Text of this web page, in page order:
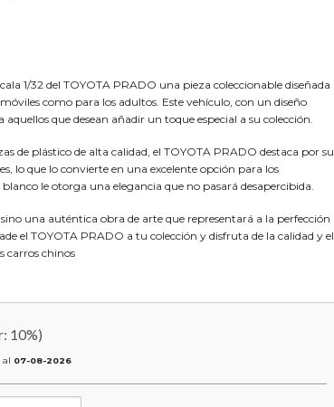
1/32 del TOYOTA PRADO una pieza coleccionable diseñada
como para los adultos. Este vehículo, con un diseño
que desean añadir un toque especial a su colección.
de plástico de alta calidad, el TOYOTA PRADO destaca por su
lo que lo convierte en una excelente opción para los
le otorga una elegancia que no pasará desapercibida.
una auténtica obra de arte que representará a la perfección
el TOYOTA PRADO a tu colección y disfruta de la calidad y el
carros chinos
10%)
al 07-08-2026